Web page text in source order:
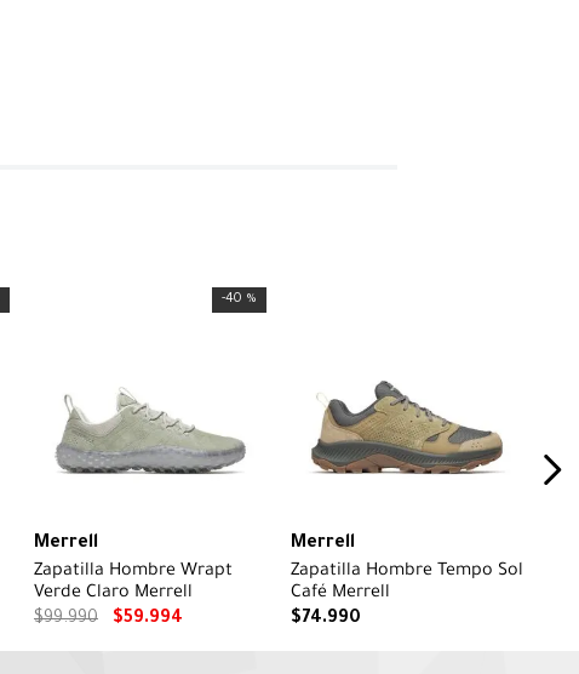
-40 %
Merrell
Zapatilla Hombre Wrapt
Verde Claro Merrell
$99.990 $59.994
Merrell
Zapatilla Hombre Tempo Sol
Café Merrell
$74.990